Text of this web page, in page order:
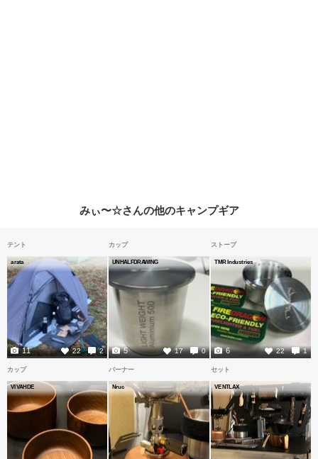
みぃ〜☆さんの他のキャンプギア
テント
arata
22 2
11
カップ
UNHALFDRAWING
17 0
5
ストーブ
TMR Industries
22 1
6
カップ
VIVAHDE
バーナー
Nruc
セット
VENTLAX